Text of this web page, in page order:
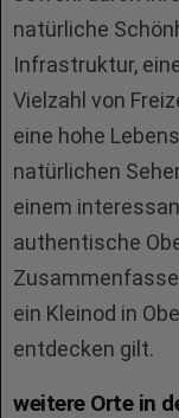
natürliche
Infrastruktur,
Vielzahl von
eine hohe
natürlichen
einem
authentische
ein Kleinod in
entdecken gilt.
weitere Orte in